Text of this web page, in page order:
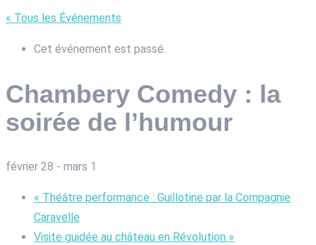
« Tous les Événements
Cet événement est passé.
Chambery Comedy : la
soirée de l’humour
février 28 - mars 1
« Théâtre performance : Guillotine par la Compagnie
Caravelle
Visite guidée au château en Révolution »